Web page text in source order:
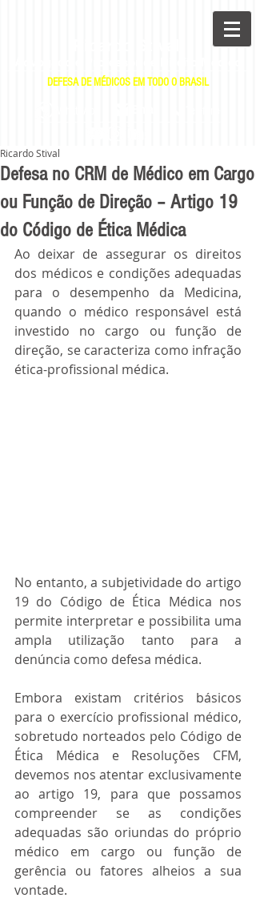
DEFESA DE MÉDICOS EM TODO O BRASIL
Defesa no CRM de Médico em Cargo
ou Função de Direção – Artigo 19
do Código de Ética Médica
Ricardo Stival
Ao deixar de assegurar os direitos
dos médicos e condições adequadas
para o desempenho da Medicina,
quando o médico responsável está
investido no cargo ou função de
direção, se caracteriza como infração
ética-profissional médica.
No entanto, a subjetividade do artigo
19 do Código de Ética Médica nos
permite interpretar e possibilita uma
ampla utilização tanto para a
denúncia como defesa médica.
Embora existam critérios básicos
para o exercício profissional médico,
sobretudo norteados pelo Código de
Ética Médica e Resoluções CFM,
devemos nos atentar exclusivamente
ao artigo 19, para que possamos
compreender se as condições
adequadas são oriundas do próprio
médico em cargo ou função de
gerência ou fatores alheios a sua
vontade.